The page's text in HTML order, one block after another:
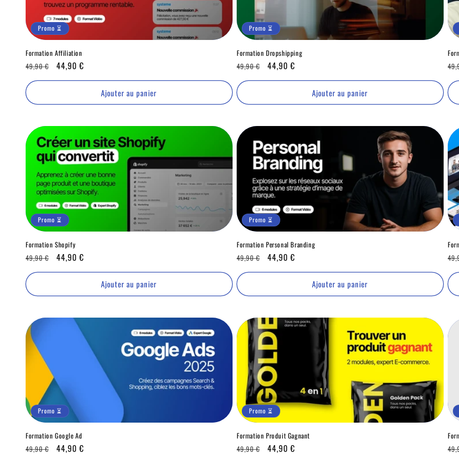
Promo ⏳
Formation Affiliation
Prix
habituel
49,90 €
Promo
⏳
44,90 €
Ajouter au panier
Promo ⏳
Formation Dropshipping
Prix
habituel
49,90 €
Promo
⏳
44,90 €
Ajouter au panier
Promo ⏳
Formation Shopify
Prix
habituel
49,90 €
Promo
⏳
44,90 €
Ajouter au panier
Promo ⏳
Formation Personal Branding
Prix
habituel
49,90 €
Promo
⏳
44,90 €
Ajouter au panier
Promo ⏳
Formation Google Ad
Prix
49,90 €
Promo
44,90 €
Promo ⏳
Formation Produit Gagnant
Prix
49,90 €
Promo
44,90 €